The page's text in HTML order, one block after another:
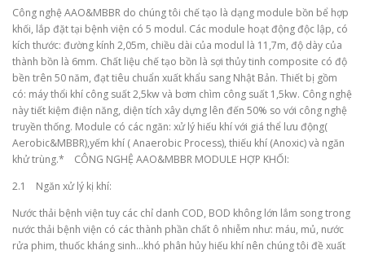
Công nghệ AAO&MBBR do chúng tôi chế tạo là dạng module bồn bể hợp
khối, lắp đặt tại bệnh viện có 5 modul. Các module hoạt động độc lập, có
kích thước: đường kính 2,05m, chiều dài của modul là 11,7m, độ dày của
thành bồn là 6mm. Chất liệu chế tạo bồn là sợi thủy tinh composite có độ
bền trên 50 năm, đạt tiêu chuẩn xuất khẩu sang Nhật Bản. Thiết bị gồm
có: máy thổi khí công suất 2,5kw và bơm chìm công suất 1,5kw. Công nghệ
này tiết kiệm điện năng, diện tích xây dựng lên đến 50% so với công nghệ
truyền thống. Module có các ngăn: xử lý hiếu khí với giá thể lưu động(
Aerobic&MBBR),yếm khí ( Anaerobic Process), thiếu khí (Anoxic) và ngăn
khử trùng.* CÔNG NGHỆ AAO&MBBR MODULE HỢP KHỐI:
2.1 Ngăn xử lý kị khí:
Nước thải bệnh viện tuy các chỉ danh COD, BOD không lớn lắm song trong
nước thải bệnh viện có các thành phần chất ô nhiễm như: máu, mủ, nước
rửa phim, thuốc kháng sinh…khó phân hủy hiếu khí nên chúng tôi đề xuất